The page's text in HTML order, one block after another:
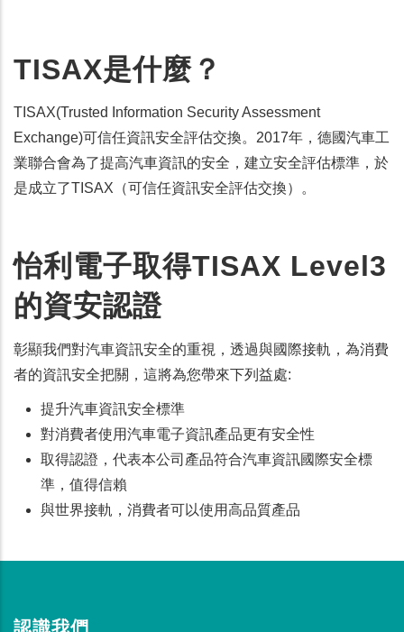
TISAX是什麼？
TISAX(Trusted Information Security Assessment
Exchange)可信任資訊安全評估交換。2017年，德國汽車工
業聯合會為了提高汽車資訊的安全，建立安全評估標準，於
是成立了TISAX（可信任資訊安全評估交換）。
怡利電子取得TISAX Level3
的資安認證
彰顯我們對汽車資訊安全的重視，透過與國際接軌，為消費
者的資訊安全把關，這將為您帶來下列益處:
提升汽車資訊安全標準
對消費者使用汽車電子資訊產品更有安全性
取得認證，代表本公司產品符合汽車資訊國際安全標
準，值得信賴
與世界接軌，消費者可以使用高品質產品
認識我們